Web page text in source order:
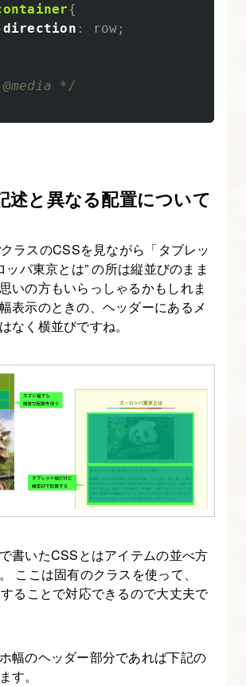
{
: row ;
*/
述と異なる配置について
ラスのCSSを見ながら「タブレッ
ッパ東京とは” の所は縦並びのまま
いの方もいらっしゃるかもしれま
表示のときの、ヘッダーにあるメ
なく横並びですね。
書いたCSSとはアイテムの並べ方
ここは固有のクラスを使って、
ることで対応できるので大丈夫で
幅のヘッダー部分であれば下記の
す。